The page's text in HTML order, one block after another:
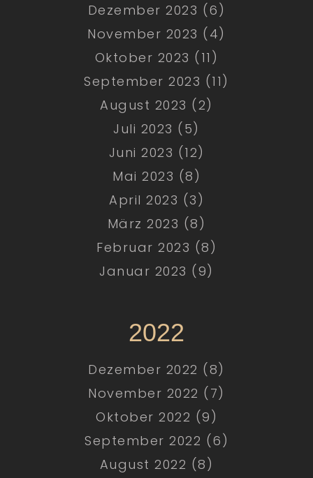
Dezember 2023 (6)
November 2023 (4)
Oktober 2023 (11)
September 2023 (11)
August 2023 (2)
Juli 2023 (5)
Juni 2023 (12)
Mai 2023 (8)
April 2023 (3)
März 2023 (8)
Februar 2023 (8)
Januar 2023 (9)
2022
Dezember 2022 (8)
November 2022 (7)
Oktober 2022 (9)
September 2022 (6)
August 2022 (8)